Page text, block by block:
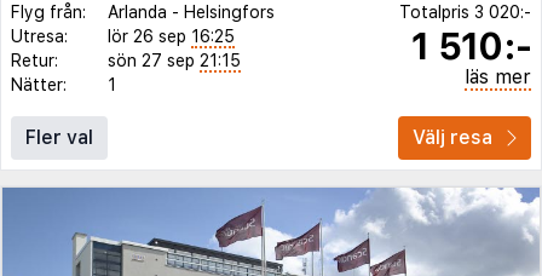
Flyg från: Arlanda - Helsingfors
Utresa:
lör 26 sep 16:25
Retur:
sön 27 sep 21:15
Nätter:
1
Totalpris 3 020:-
1 510:-
läs mer
Fler val Välj resa